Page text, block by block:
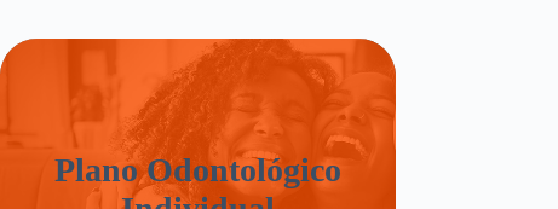
Plano Odontológico